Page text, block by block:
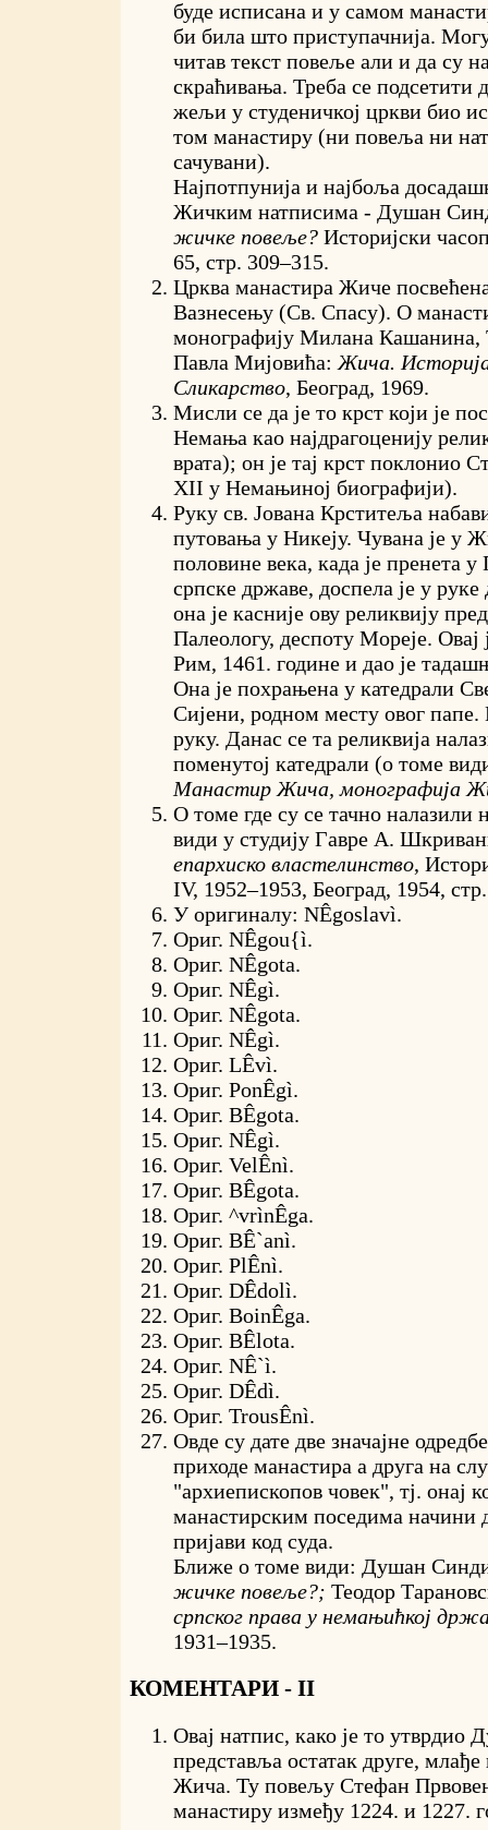
буде исписана и у самом
би била што приступачнија.
читав текст повеље али и да су
скраћивања. Треба се подсетити
жељи у студеничкој цркви био
том манастиру (ни повеља ни
сачувани).
Најпотпунија и најбоља
Жичким натписима - Душан
жичке повеље? Историјски
65, стр. 309–315.
Црква манастира Жиче
Вазнесењу (Св. Спасу). О
монографију Милана Кашанина,
Павла Мијовића:Жича.
Сликарство, Београд, 1969.
Мисли се да је то крст који је
Немања као најдрагоценију
врата); он је тај крст поклонио
XII у Немањиној биографији).
Руку св. Јована Крститеља
путовања у Никеју. Чувана је у
половине века, када је пренета
српске државе, доспела је у руке
она је касније ову реликвију
Палеологу, деспоту Мореје. Овај
Рим, 1461. године и дао је
Она је похрањена у катедрали
Сијени, родном месту овог папе.
руку. Данас се та реликвија
поменутој катедрали (о томе
Манастир Жича, монографија
О томе где су се тачно налазили
види у студију Гавре А.
епархиско властелинство,
IV, 1952–1953, Београд, 1954,
У оригиналу: NÊgoslavì.
Ориг. NÊgou{ì.
Ориг. NÊgota.
Ориг. NÊgì.
Ориг. NÊgota.
Ориг. NÊgì.
Ориг. LÊvì.
Ориг. PonÊgì.
Ориг. BÊgota.
Ориг. NÊgì.
Ориг. VelÊnì.
Ориг. BÊgota.
Ориг. ^vrìnÊga.
Ориг. BÊ`anì.
Ориг. PlÊnì.
Ориг. DÊdolì.
Ориг. BoinÊga.
Ориг. BÊlota.
Ориг. NÊ`ì.
Ориг. DÊdì.
Ориг. TrousÊnì.
Овде су дате две значајне
приходе манастира а друга на
"архиепископов човек", тј. онај
манастирским поседима начини
пријави код суда.
Ближе о томе види: Душан
жичке повеље?; Теодор
српског права у немањићкој
1931–1935.
КОМЕНТАРИ - II
Овај натпис, како је то утврдио
представља остатак друге,
Жича. Ту повељу Стефан
манастиру између 1224. и 1227.